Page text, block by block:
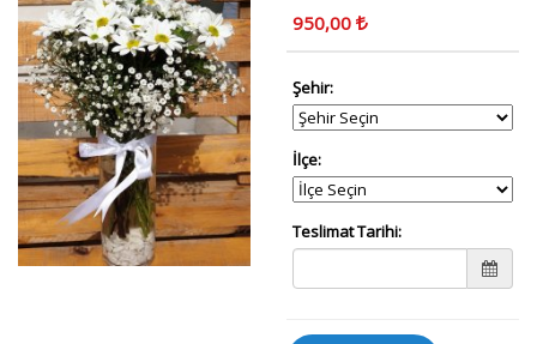
950,00
Şehir:
İlçe:
Teslimat Tarihi: